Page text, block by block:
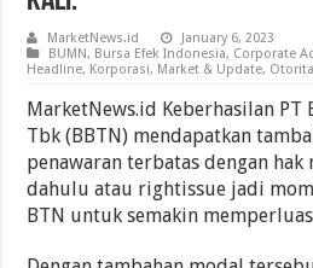
MarketNews.id
January 6, 2023
BUMN, Bursa Efek Indonesia, Corporate
Headline, Korporasi, Market & Update,
MarketNews.id Keberhasilan PT
Tbk (BBTN) mendapatkan
penawaran terbatas dengan
dahulu atau rightissue jadi
BTN untuk semakin